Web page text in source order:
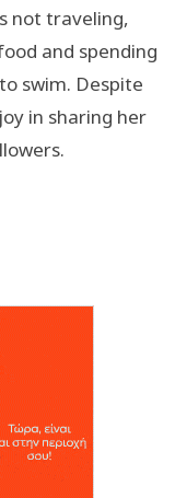
not traveling,
and spending
swim. Despite
in sharing her